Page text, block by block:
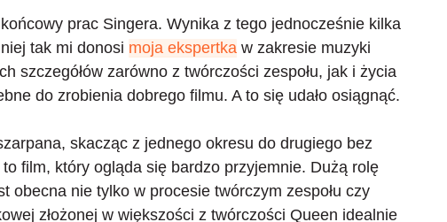
prac Singera. Wynika z tego jednocześnie kilka
tak mi donosi moja ekspertka w zakresie muzyki
szczegółów zarówno z twórczości zespołu, jak i życia
do zrobienia dobrego filmu. A to się udało osiągnąć.
skacząc z jednego okresu do drugiego bez
film, który ogląda się bardzo przyjemnie. Dużą rolę
obecna nie tylko w procesie twórczym zespołu czy
złożonej w większości z twórczości Queen idealnie